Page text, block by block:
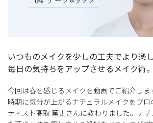
いつものメイクを少しの工夫でより楽し
毎日の気持ちをアップさせるメイク術。
今回は春を感じるメイクを動画でご紹介し
時期に気分が上がるナチュラルメイクをプロ
ティスト髙取 篤史さんに教わりました。ナ